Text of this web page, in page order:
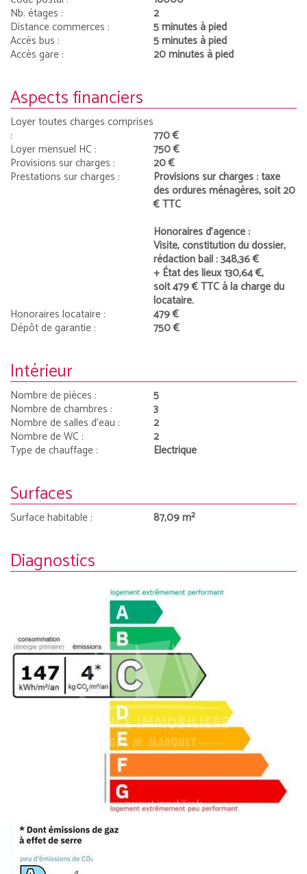
Nb. étages :
2
Distance commerces :
5 minutes à pied
Accès bus :
5 minutes à pied
Accès gare :
20 minutes à pied
Aspects financiers
Loyer toutes charges comprises
:
770 €
Loyer mensuel HC :
750 €
Provisions sur charges :
20 €
Prestations sur charges :
Provisions sur charges : taxe
des ordures ménagères, soit 20
€ TTC
Honoraires d’agence :
Visite, constitution du dossier,
rédaction bail : 348,36 €
+ État des lieux 130,64 €,
soit 479 € TTC à la charge du
locataire.
Honoraires locataire :
479 €
Dépôt de garantie :
750 €
Intérieur
Nombre de pièces :
5
Nombre de chambres :
3
Nombre de salles d'eau :
2
Nombre de WC :
2
Type de chauffage :
Electrique
Surfaces
Surface habitable : 87,09 m²
Diagnostics